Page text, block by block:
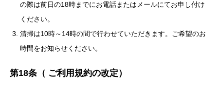
の際は前日の18時までにお電話またはメールにてお申し付け
ください。
清掃は10時～14時の間で行わせていただきます。ご希望のお
時間をお知らせください。
第18条（ ご利用規約の改定）